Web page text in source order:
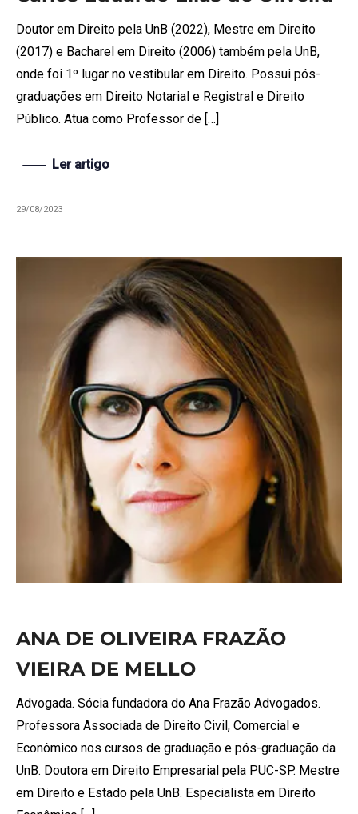
Doutor em Direito pela UnB (2022), Mestre em Direito
(2017) e Bacharel em Direito (2006) também pela UnB,
onde foi 1º lugar no vestibular em Direito. Possui pós-
graduações em Direito Notarial e Registral e Direito
Público. Atua como Professor de […]
Ler artigo
29/08/2023
ANA DE OLIVEIRA FRAZÃO
VIEIRA DE MELLO
Advogada. Sócia fundadora do Ana Frazão Advogados.
Professora Associada de Direito Civil, Comercial e
Econômico nos cursos de graduação e pós-graduação da
UnB. Doutora em Direito Empresarial pela PUC-SP. Mestre
em Direito e Estado pela UnB. Especialista em Direito